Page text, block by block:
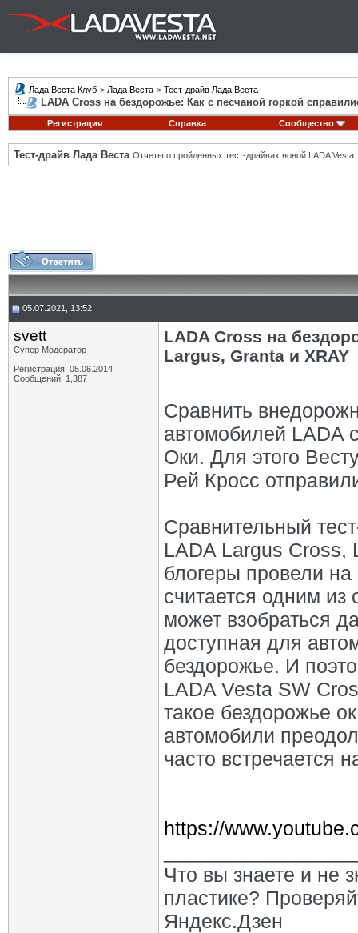
Лада Веста Клуб > Лада Веста > Тест-драйв Лада Веста
LADA Cross на бездорожье: Как с песчаной горкой
Регистрация Справка Сообщество
Тест-драйв Лада Веста Отчеты о пройденных тест-драйвах новой LADA Vesta.
05.07.2021, 13:52
svett
Супер Модератор
Регистрация: 05.06.2014
Сообщений: 1,387
LADA Cross на
Largus, Granta и XRAY
Сравнить
автомобилей LADA
Оки. Для этого
Рей Кросс
Сравнительный
LADA Largus Cross,
блогеры провели
считается одним
может взобраться
доступная для
бездорожье. И
LADA Vesta SW
такое бездорожье
автомобили
часто встречается
https://
Что вы знаете и не
пластике?
Яндекс.Дзен